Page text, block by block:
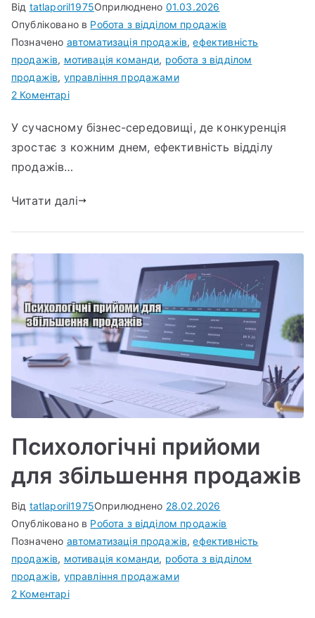
Від tatlaporil1975Оприлюднено 01.03.2026
Опубліковано в Робота з відділом продажів
Позначено автоматизація продажів,ефективність
продажів, мотивація команди, робота з відділом
продажів, управління продажами
2 Коментарідо
процесів
у
з
почати
У сучасному бізнес-середовищі, де конкуренція
зростає з кожним днем, ефективність відділу
продажів…
Читати далі
Психологічні прийоми
для збільшення продажів
Від tatlaporil1975Оприлюднено 28.02.2026
Опубліковано в Робота з відділом продажів
Позначено автоматизація продажів,ефективність
продажів, мотивація команди, робота з відділом
продажів, управління продажами
2 Коментарідо